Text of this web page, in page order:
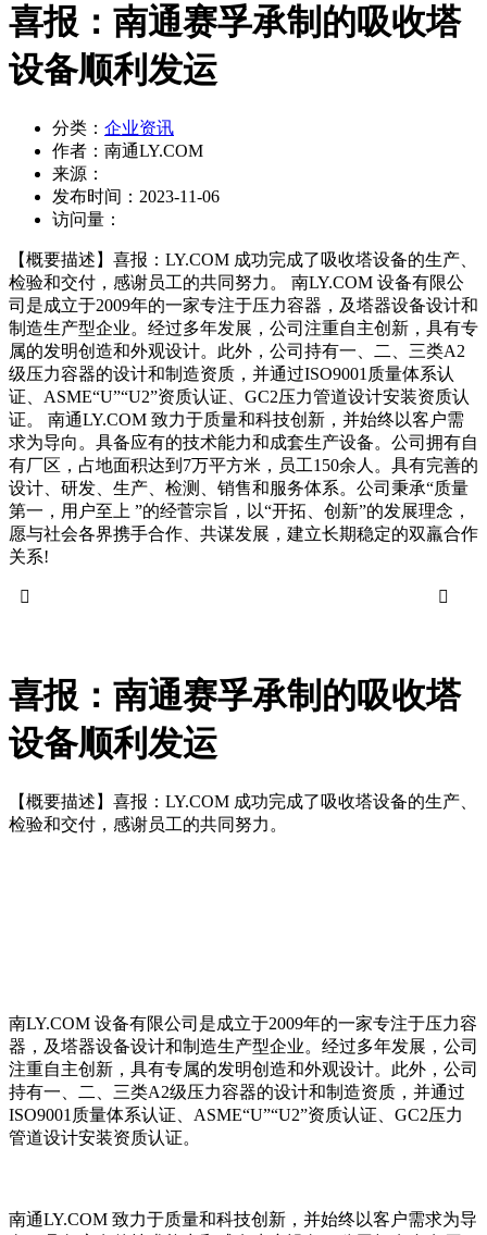
喜报：南通赛孚承制的吸收塔
设备顺利发运
分类： 企业资讯
作者： 南通LY.COM
来源：
发布时间： 2023-11-06
访问量：
【概要描述】 喜报：LY.COM 成功完成了吸收塔设备的生产、
检验和交付，感谢员工的共同努力。 南LY.COM 设备有限公
司是成立于2009年的一家专注于压力容器，及塔器设备设计和
制造生产型企业。经过多年发展，公司注重自主创新，具有专
属的发明创造和外观设计。此外，公司持有一、二、三类A2
级压力容器的设计和制造资质，并通过ISO9001质量体系认
证、ASME“U”“U2”资质认证、GC2压力管道设计安装资质认
证。 南通LY.COM 致力于质量和科技创新，并始终以客户需
求为导向。具备应有的技术能力和成套生产设备。公司拥有自
有厂区，占地面积达到7万平方米，员工150余人。具有完善的
设计、研发、生产、检测、销售和服务体系。公司秉承“质量
第一，用户至上 ”的经菅宗旨，以“开拓、创新”的发展理念，
愿与社会各界携手合作、共谋发展，建立长期稳定的双羸合作
关系!


喜报：南通赛孚承制的吸收塔
设备顺利发运
【概要描述】 喜报：LY.COM 成功完成了吸收塔设备的生产、
检验和交付，感谢员工的共同努力。
南LY.COM 设备有限公司是成立于2009年的一家专注于压力容
器，及塔器设备设计和制造生产型企业。经过多年发展，公司
注重自主创新，具有专属的发明创造和外观设计。此外，公司
持有一、二、三类A2级压力容器的设计和制造资质，并通过
ISO9001质量体系认证、ASME“U”“U2”资质认证、GC2压力
管道设计安装资质认证。
南通LY.COM 致力于质量和科技创新，并始终以客户需求为导